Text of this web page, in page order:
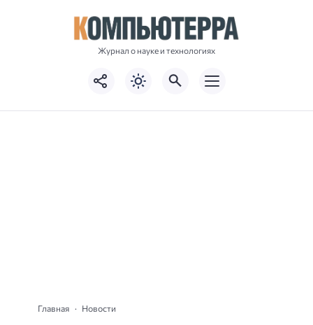
Журнал о науке и технологиях
Главная Новости